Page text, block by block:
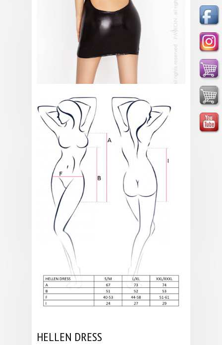
HELLEN DRESS